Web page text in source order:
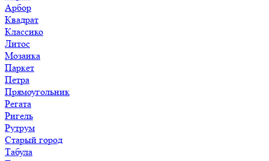
Арбор
Квадрат
Классико
Литос
Мозаика
Паркет
Петра
Прямоугольник
Регата
Ригель
Рутрум
Старый город
Табула